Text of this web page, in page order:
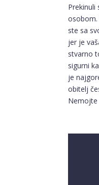
osobom.
ste sa
jer je
stvarno
sigurni
je
obitelj
Nemojte